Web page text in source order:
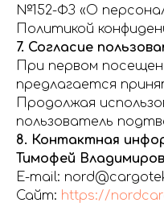
№152-ФЗ «О
Политикой
7. Согласие
При первом
предлагается
Продолжая
пользователь
8. Контактная
Тимофей
E-mail:
Сайт: https://